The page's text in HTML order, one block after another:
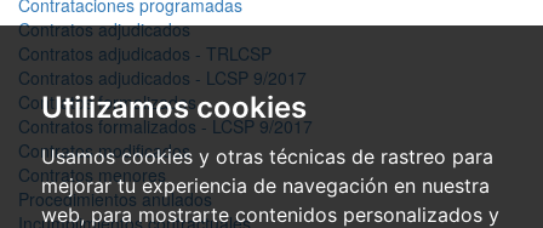
Utilizamos cookies
Usamos cookies y otras técnicas de rastreo para
mejorar tu experiencia de navegación en nuestra
web, para mostrarte contenidos personalizados y
Contrataciones programadas
Contratos adjudicados
Contratos adjudicados - TRLCSP
Contratos adjudicados - LCSP 9/2017
Contratos formalizados
Contratos formalizados - LCSP 9/2017
Contratos modificados
Contratos menores
Procedimientos anulados
Incumplimientos contractuales